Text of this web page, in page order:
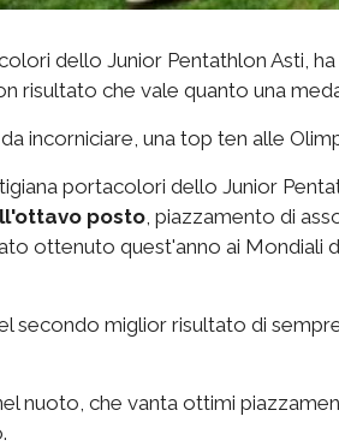
dello Junior Pentathlon Asti,
risultato che vale quanto una
incorniciare, una top ten alle
portacolori dello Junior
posto , piazzamento di
ottenuto quest'anno ai Mondiali
secondo miglior risultato di
nuoto, che vanta ottimi